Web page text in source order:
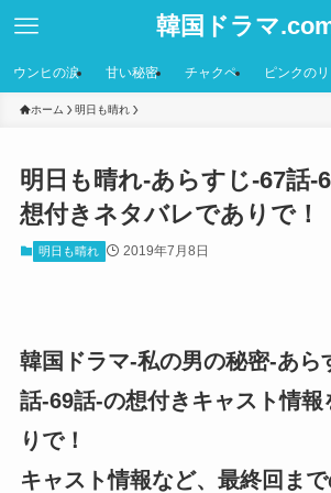
韓国ドラマ
ウンヒの涙 甘い秘密 チャクペ ピンクの
ホーム 明日も晴れ
明日も晴れ-あらすじ-67話-
想付きネタバレでありで！
明日も晴れ 2019年7月8日
韓国ドラマ-私の男の秘密-あら
話-69話-の想付きキャスト情報
りで！
キャスト情報など、最終回ま